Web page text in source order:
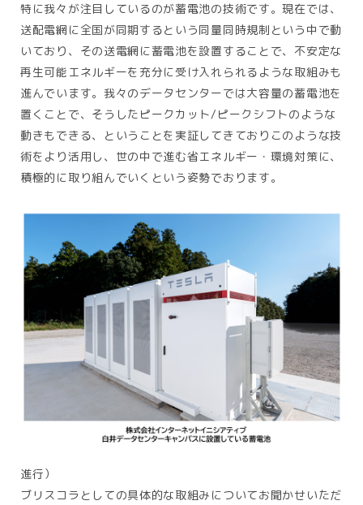
特に我々が注目しているのが蓄電池の技術です。現在では、
送配電網に全国が同期するという同量同時規制という中で動
いており、その送電網に蓄電池を設置することで、不安定な
再生可能エネルギーを充分に受け入れられるような取組みも
進んでいます。我々のデータセンターでは大容量の蓄電池を
置くことで、そうしたピークカット/ピークシフトのような
動きもできる、ということを実証してきておりこのような技
術をより活用し、世の中で進む省エネルギー・環境対策に、
積極的に取り組んでいくという姿勢でおります。
進行）
ブリスコラとしての具体的な取組みについてお聞かせいただ